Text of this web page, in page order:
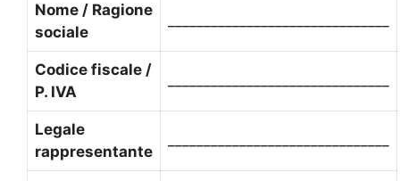
Nome / Ragione
sociale
Codice fiscale /
P. IVA
Legale
rappresentante